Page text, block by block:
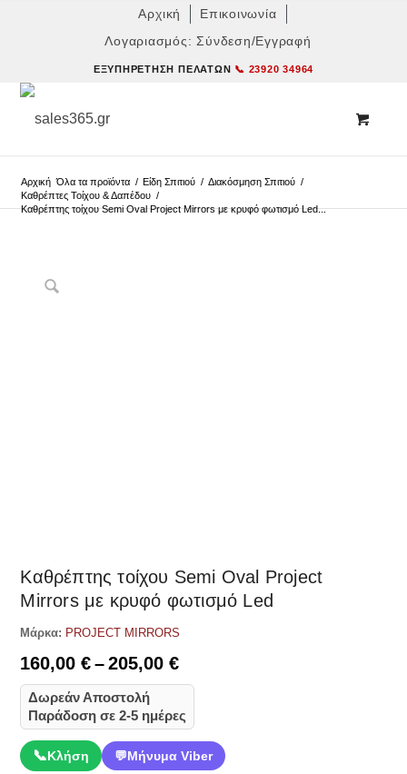
Αρχική
Επικοινωνία
Λογαριασμός: Σύνδεση/Εγγραφή
ΕΞΥΠΗΡΈΤΗΣΗ ΠΕΛΑΤΏΝ 📞 23920 34964
Αρχική Όλα τα προϊόντα / Είδη Σπιτιού / Διακόσμηση Σπιτιού /
Καθρέπτες Τοίχου & Δαπέδου /
Καθρέπτης τοίχου Semi Oval Project Mirrors με κρυφό φωτισμό Led...
Καθρέπτης τοίχου Semi Oval Project
Mirrors με κρυφό φωτισμό Led
Μάρκα: PROJECT MIRRORS
160,00€ – 205,00€Price
range:
through
205,00 €
Δωρεάν Αποστολή
Παράδοση σε 2-5 ημέρες
📞Κλήση 💬Μήνυμα Viber